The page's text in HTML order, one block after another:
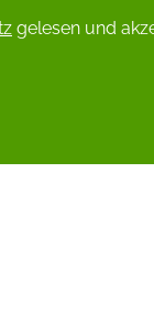
gelesen und